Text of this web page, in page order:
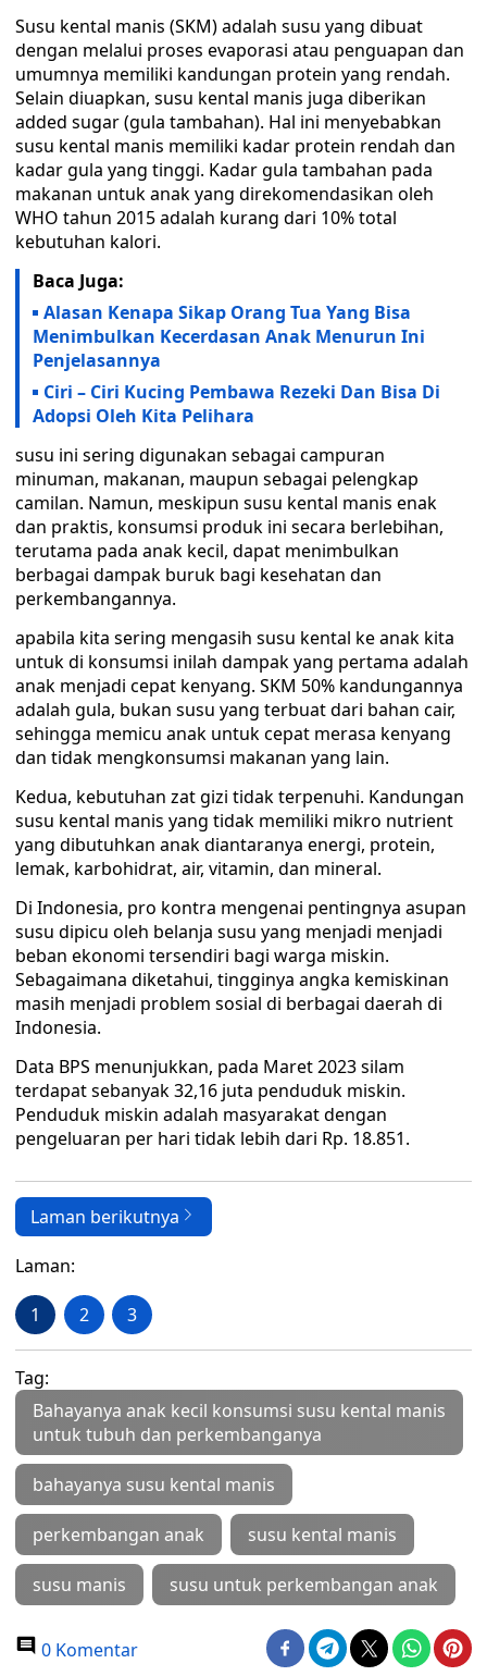
Susu kental manis (SKM) adalah susu yang dibuat
dengan melalui proses evaporasi atau penguapan dan
umumnya memiliki kandungan protein yang rendah.
Selain diuapkan, susu kental manis juga diberikan
added sugar (gula tambahan). Hal ini menyebabkan
susu kental manis memiliki kadar protein rendah dan
kadar gula yang tinggi. Kadar gula tambahan pada
makanan untuk anak yang direkomendasikan oleh
WHO tahun 2015 adalah kurang dari 10% total
kebutuhan kalori.
Baca Juga:
Alasan Kenapa Sikap Orang Tua Yang Bisa
Menimbulkan Kecerdasan Anak Menurun Ini
Penjelasannya
Ciri – Ciri Kucing Pembawa Rezeki Dan Bisa Di
Adopsi Oleh Kita Pelihara
susu ini sering digunakan sebagai campuran
minuman, makanan, maupun sebagai pelengkap
camilan. Namun, meskipun susu kental manis enak
dan praktis, konsumsi produk ini secara berlebihan,
terutama pada anak kecil, dapat menimbulkan
berbagai dampak buruk bagi kesehatan dan
perkembangannya.
apabila kita sering mengasih susu kental ke anak kita
untuk di konsumsi inilah dampak yang pertama adalah
anak menjadi cepat kenyang. SKM 50% kandungannya
adalah gula, bukan susu yang terbuat dari bahan cair,
sehingga memicu anak untuk cepat merasa kenyang
dan tidak mengkonsumsi makanan yang lain.
Kedua, kebutuhan zat gizi tidak terpenuhi. Kandungan
susu kental manis yang tidak memiliki mikro nutrient
yang dibutuhkan anak diantaranya energi, protein,
lemak, karbohidrat, air, vitamin, dan mineral.
Di Indonesia, pro kontra mengenai pentingnya asupan
susu dipicu oleh belanja susu yang menjadi menjadi
beban ekonomi tersendiri bagi warga miskin.
Sebagaimana diketahui, tingginya angka kemiskinan
masih menjadi problem sosial di berbagai daerah di
Indonesia.
Data BPS menunjukkan, pada Maret 2023 silam
terdapat sebanyak 32,16 juta penduduk miskin.
Penduduk miskin adalah masyarakat dengan
pengeluaran per hari tidak lebih dari Rp. 18.851.
Laman berikutnya
Laman:
1 2 3
Tag:
Bahayanya anak kecil konsumsi susu kental manis
untuk tubuh dan perkembanganya
bahayanya susu kental manis
perkembangan anak susu kental manis
susu manis susu untuk perkembangan anak
0 Komentar